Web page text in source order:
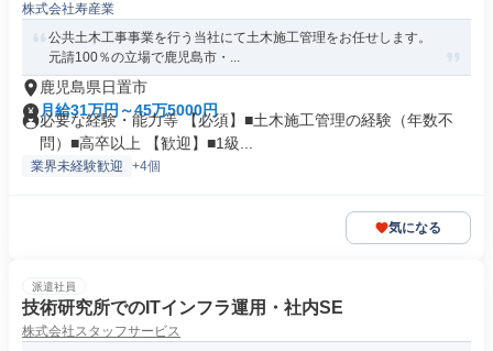
株式会社寿産業
公共土木工事事業を行う当社にて土木施工管理をお任せします。
元請100％の立場で鹿児島市・...
鹿児島県日置市
月給31万円～45万5000円
必要な経験・能力等 【必須】■土木施工管理の経験（年数不
問）■高卒以上 【歓迎】■1級...
業界未経験歓迎 +4個
気になる
派遣社員
技術研究所でのITインフラ運用・社内SE
株式会社スタッフサービス